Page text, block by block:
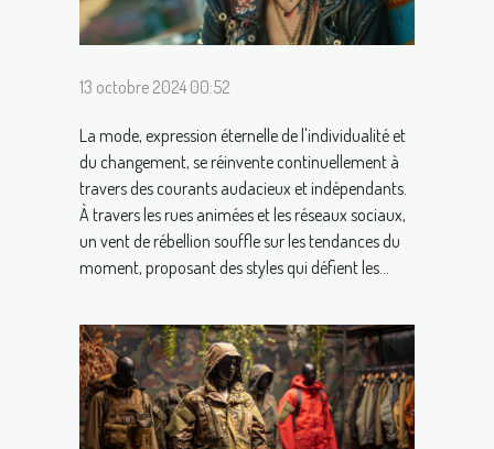
13 octobre 2024 00:52
La mode, expression éternelle de l'individualité et
du changement, se réinvente continuellement à
travers des courants audacieux et indépendants.
À travers les rues animées et les réseaux sociaux,
un vent de rébellion souffle sur les tendances du
moment, proposant des styles qui défient les...